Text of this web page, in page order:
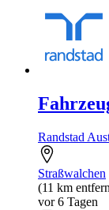
Randstad
Straßwalchen
(11 km
vor 6 Tagen